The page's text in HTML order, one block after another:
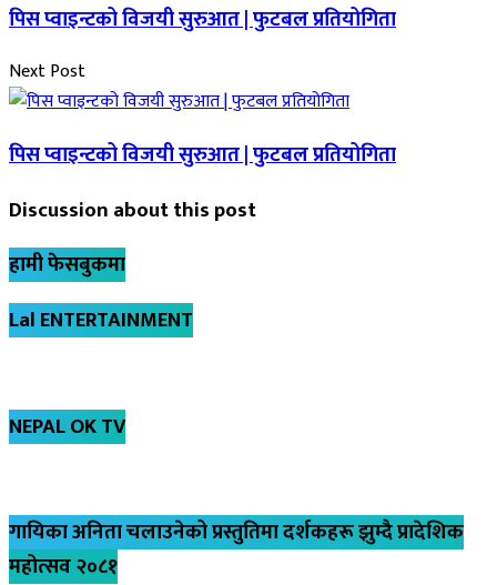
पिस प्वाइन्टको विजयी सुरुआत | फुटबल प्रतियोगिता
Next Post
पिस प्वाइन्टको विजयी सुरुआत | फुटबल प्रतियोगिता
Discussion about this post
हामी फेसबुकमा
Lal ENTERTAINMENT
NEPAL OK TV
गायिका अनिता चलाउनेको प्रस्तुतिमा दर्शकहरू झुम्दै प्रादेशिक
महोत्सव २०८१